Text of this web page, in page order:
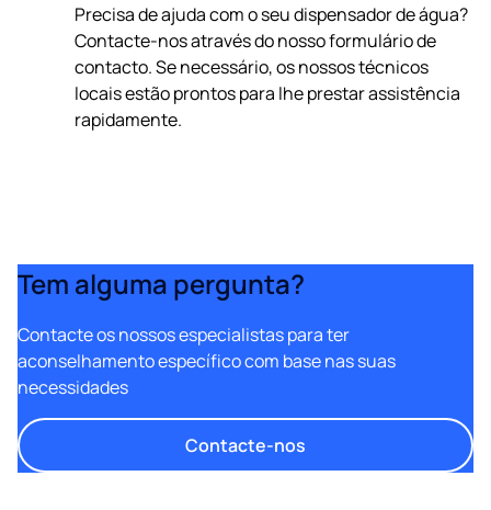
Precisa de ajuda com o seu dispensador de água?
Contacte-nos através do nosso formulário de
contacto. Se necessário, os nossos técnicos
locais estão prontos para lhe prestar assistência
rapidamente.
Tem alguma pergunta?
Contacte os nossos especialistas para ter
aconselhamento específico com base nas suas
necessidades
Contacte-nos